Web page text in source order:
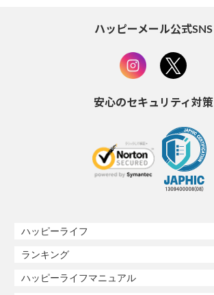
ハッピーメール公式SNS
安心のセキュリティ対策
ハッピーライフ
ランキング
ハッピーライフマニュアル